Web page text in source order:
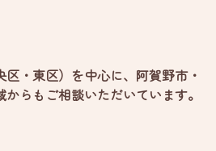
・東区）を中心に、阿賀野市・
からもご相談いただいています。